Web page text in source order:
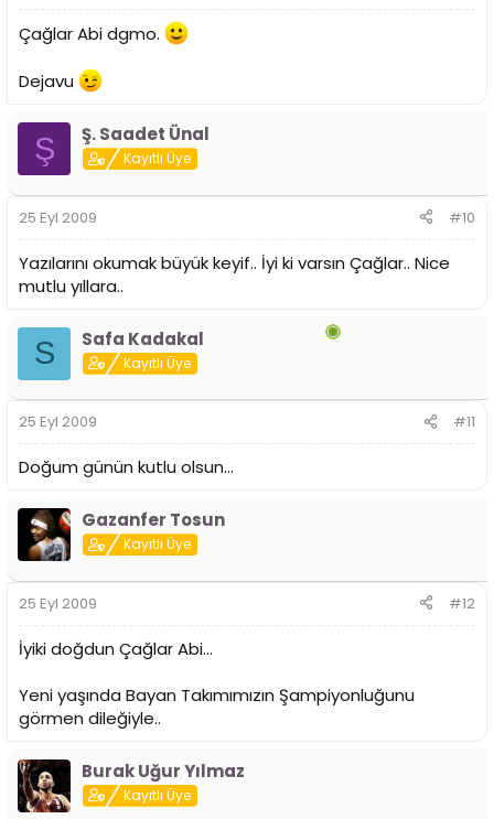
Çağlar Abi dgmo.
Dejavu
Ş Ş. Saadet Ünal
Kayıtlı Üye
25 Eyl 2009 #10
Yazılarını okumak büyük keyif.. İyi ki varsın Çağlar.. Nice
mutlu yıllara..
S Safa Kadakal
Kayıtlı Üye
25 Eyl 2009 #11
Doğum günün kutlu olsun...
Gazanfer Tosun
Kayıtlı Üye
25 Eyl 2009 #12
İyiki doğdun Çağlar Abi...
Yeni yaşında Bayan Takımımızın Şampiyonluğunu
görmen dileğiyle..
Burak Uğur Yılmaz
Kayıtlı Üye